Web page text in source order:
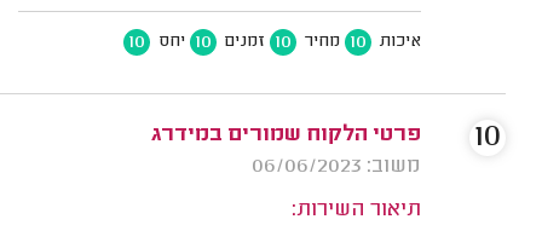
איכות 10 מחיר 10 זמנים 10 יחס 10
פרטי הלקוח שמורים במידרג
משוב: 06/06/2023
תיאור השירות:
10